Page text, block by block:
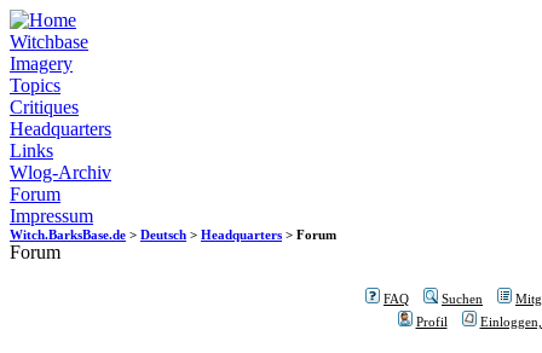
Witchbase
Imagery
Topics
Critiques
Headquarters
Links
Wlog-Archiv
Forum
Impressum
Witch.BarksBase.de > Deutsch > Headquarters > Forum
Forum
FAQ Suchen
Profil